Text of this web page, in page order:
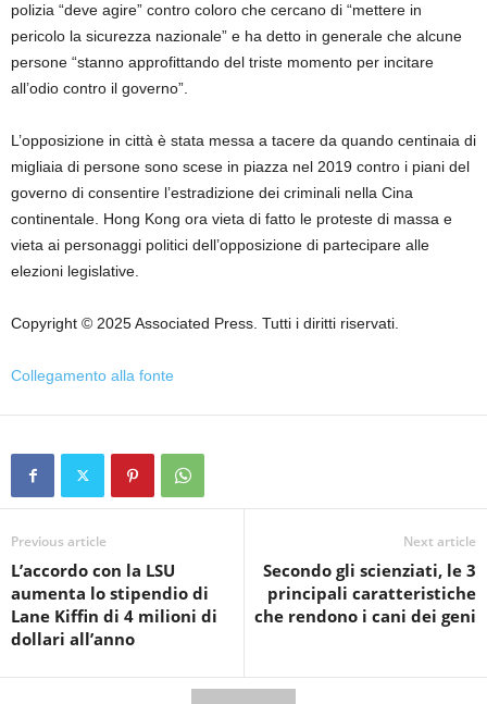
polizia “deve agire” contro coloro che cercano di “mettere in
pericolo la sicurezza nazionale” e ha detto in generale che alcune
persone “stanno approfittando del triste momento per incitare
all’odio contro il governo”.
L’opposizione in città è stata messa a tacere da quando centinaia di
migliaia di persone sono scese in piazza nel 2019 contro i piani del
governo di consentire l’estradizione dei criminali nella Cina
continentale. Hong Kong ora vieta di fatto le proteste di massa e
vieta ai personaggi politici dell’opposizione di partecipare alle
elezioni legislative.
Copyright © 2025 Associated Press. Tutti i diritti riservati.
Collegamento alla fonte
Previous article
L’accordo con la LSU
aumenta lo stipendio di
Lane Kiffin di 4 milioni di
dollari all’anno
Next article
Secondo gli scienziati, le 3
principali caratteristiche
che rendono i cani dei geni